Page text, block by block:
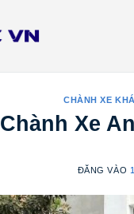
CHÀNH XE
Chành Xe
ĐĂNG VÀO